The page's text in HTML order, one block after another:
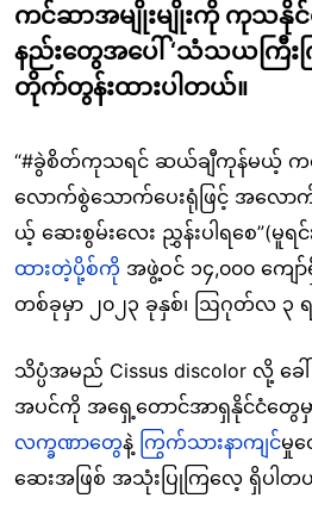
ကင်ဆာအမျိုးမျိုးကို ကုသ
နည်းတွေအပေါ် ‘သံသယကြီးက
တိုက်တွန်းထားပါတယ်။
“#ခွဲစိတ်ကုသရင် ဆယ်ချီကုန်မယ့် က
လောက်စွဲသောက်ပေးရုံဖြင့် အလော
ယ့် ဆေးစွမ်းလေး ညွှန်းပါရစေ”(မူ
ထားတဲ့ပို့စ်ကို အဖွဲ့ဝင် ၁၄,၀၀၀ ကျေ
တစ်ခုမှာ ၂၀၂၃ ခုနှစ်၊ ဩဂုတ်လ ၃
သိပ္ပံအမည် Cissus discolor လို့ ခ
အပင်ကို အရှေ့တောင်အာရှနိုင်ငံတွေမှ
လက္ခဏာတွေနဲ့ ကြွက်သားနာကျင်မှု
ဆေးအဖြစ် အသုံးပြုကြလေ့ ရှိပါတ